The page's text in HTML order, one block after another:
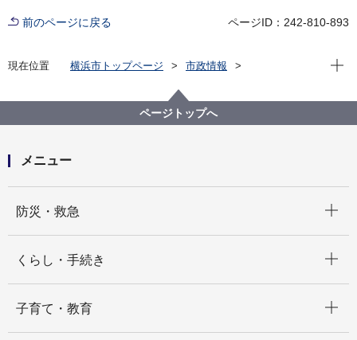
前のページに戻る ページID：242-810-893
現在位置 横浜市トップページ
市政情報
計画・方針
山下ふ頭の再開発
山下ふ頭再開発
山下ふ頭の立地・現況等
現在
ページトップへ
メニュー
防災・救急
くらし・手続き
子育て・教育